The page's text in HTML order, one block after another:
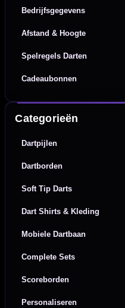
Bedrijfsgegevens
Afstand & Hoogte
Spelregels Darten
Cadeaubonnen
Categorieën
Dartpijlen
Dartborden
Soft Tip Darts
Dart Shirts & Kleding
Mobiele Dartbaan
Complete Sets
Scoreborden
Personaliseren